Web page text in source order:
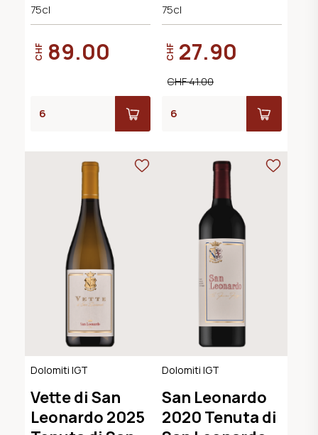
75cl
CHF 89.00
75cl
CHF 27.90
CHF 41.00
Dolomiti IGT
Vette di San
Leonardo 2025
Dolomiti IGT
San Leonardo
2020 Tenuta di